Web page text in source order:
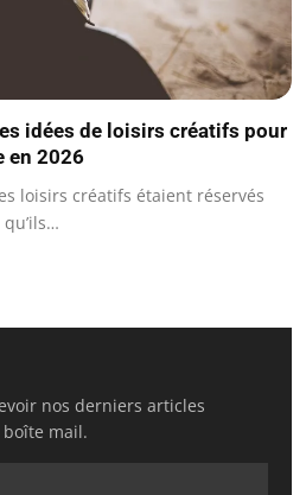
idées de loisirs créatifs pour
en 2026
loisirs créatifs étaient réservés
nos derniers articles
mail.